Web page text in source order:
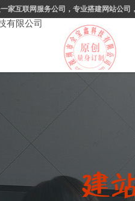
家互联网服务公司，专业搭建网站公司